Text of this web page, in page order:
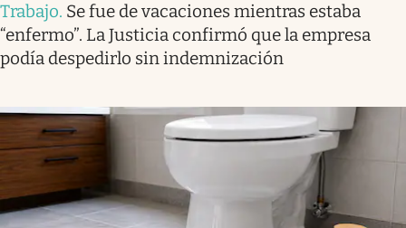
Trabajo. Se fue de vacaciones mientras estaba
“enfermo”. La Justicia confirmó que la empresa
podía despedirlo sin indemnización